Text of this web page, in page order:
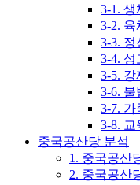
3-1. 생
3-2. 육
3-3. 정
3-4. 성
3-5.
3-6. 불
3-7. 가
3-8. 교
중국공산당 분석
1. 중국공산
2. 중국공산